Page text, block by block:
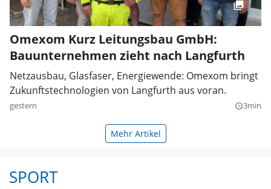
Omexom Kurz Leitungsbau GmbH:
Bauunternehmen zieht nach Langfurth
Netzausbau, Glasfaser, Energiewende: Omexom bringt
Zukunftstechnologien von Langfurth aus voran.
gestern query_builder3min
Mehr Artikel
SPORT